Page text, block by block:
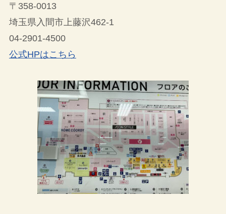
〒358-0013
埼玉県入間市上藤沢462-1
04-2901-4500
公式HPはこちら